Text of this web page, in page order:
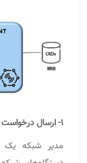
۱- ارسال درخواست (Request) توسط مدیر:
مدیر شبکه یک